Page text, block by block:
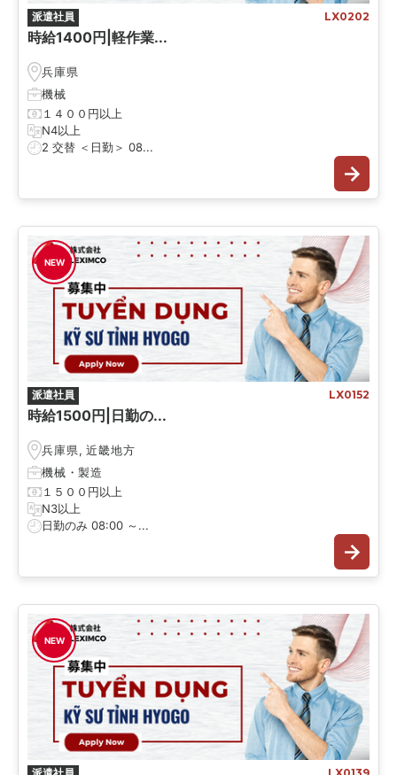
派遣社員 LX0202
時給1400円|軽作業...
兵庫県
機械
１４００円以上
N4以上
2 交替 ＜日勤＞ 08...
NEW
派遣社員 LX0152
時給1500円|日勤の...
兵庫県, 近畿地方
機械 ・ 製造
１５００円以上
N3以上
日勤のみ 08:00 ～...
NEW